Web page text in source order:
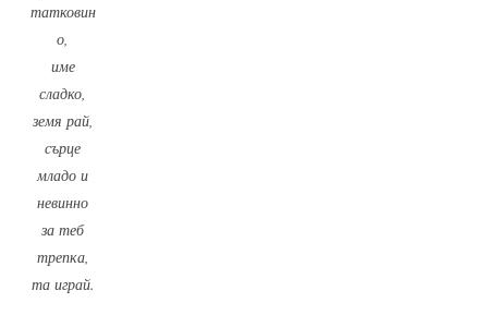
татковин
о,
име
сладко,
земя рай,
сърце
младо и
невинно
за теб
трепка,
та играй.